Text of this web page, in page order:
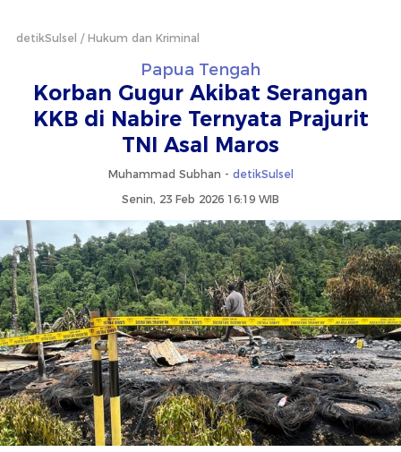
detikSulsel Hukum dan Kriminal
Papua Tengah
Korban Gugur Akibat Serangan
KKB di Nabire Ternyata Prajurit
TNI Asal Maros
Muhammad Subhan - detikSulsel
Senin, 23 Feb 2026 16:19 WIB